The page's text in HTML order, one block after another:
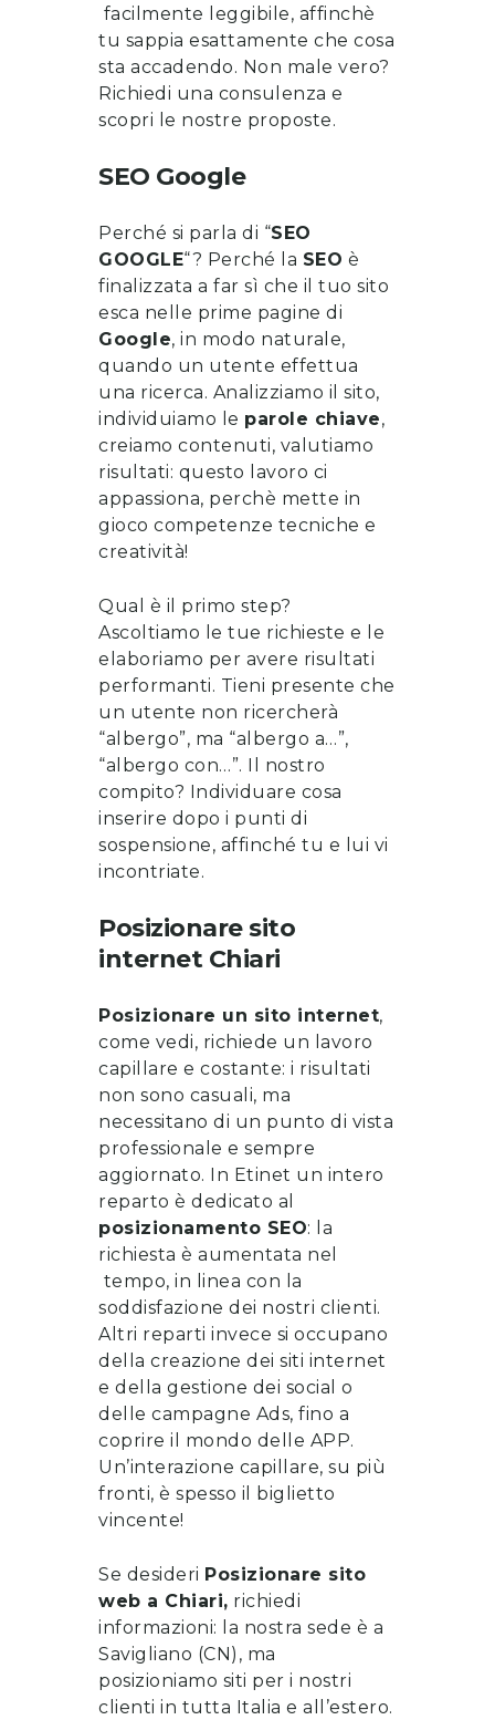
facilmente leggibile, affinchè
tu sappia esattamente che cosa
sta accadendo. Non male vero?
Richiedi una consulenza e
scopri le nostre proposte.
SEO Google
Perché si parla di “SEO
GOOGLE“? Perché la SEO è
finalizzata a far sì che il tuo sito
esca nelle prime pagine di
Google, in modo naturale,
quando un utente effettua
una ricerca. Analizziamo il sito,
individuiamo le parole chiave,
creiamo contenuti, valutiamo
risultati: questo lavoro ci
appassiona, perchè mette in
gioco competenze tecniche e
creatività!
Qual è il primo step?
Ascoltiamo le tue richieste e le
elaboriamo per avere risultati
performanti. Tieni presente che
un utente non ricercherà
“albergo”, ma “albergo a…”,
“albergo con…”. Il nostro
compito? Individuare cosa
inserire dopo i punti di
sospensione, affinché tu e lui vi
incontriate.
Posizionare sito
internet Chiari
Posizionare un sito internet,
come vedi, richiede un lavoro
capillare e costante: i risultati
non sono casuali, ma
necessitano di un punto di vista
professionale e sempre
aggiornato. In Etinet un intero
reparto è dedicato al
posizionamento SEO: la
richiesta è aumentata nel
tempo, in linea con la
soddisfazione dei nostri clienti.
Altri reparti invece si occupano
della creazione dei siti internet
e della gestione dei social o
delle campagne Ads, fino a
coprire il mondo delle APP.
Un’interazione capillare, su più
fronti, è spesso il biglietto
vincente!
Se desideri Posizionare sito
web a Chiari, richiedi
informazioni: la nostra sede è a
Savigliano (CN), ma
posizioniamo siti per i nostri
clienti in tutta Italia e all’estero.